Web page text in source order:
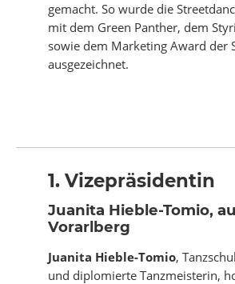
gemacht. So wurde die
mit dem Green Panther, dem
sowie dem Marketing Award der
ausgezeichnet.
1. Vizepräsidentin
Juanita Hieble-Tomio,
Vorarlberg
Juanita Hieble-Tomio,
und diplomierte Tanzmeisterin,